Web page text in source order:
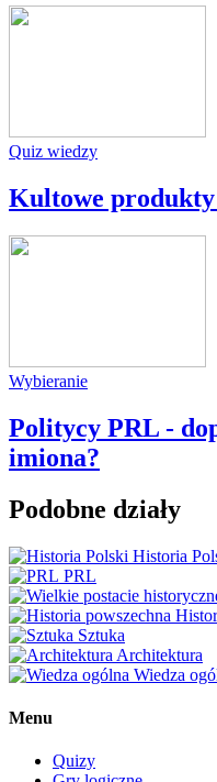
Quiz wiedzy
Kultowe
Wybieranie
Politycy PRL -
imiona?
Podobne działy
Historia
PRL
Sztuka
Architektura
Wiedza
Menu
Quizy